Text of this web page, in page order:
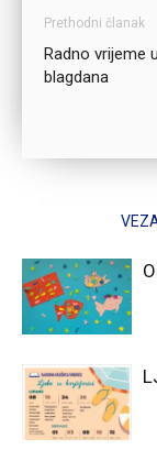
Prethodni članak
Radno vrijeme
blagdana